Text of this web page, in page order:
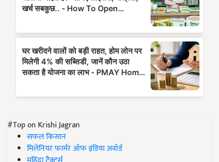
#Top on Krishi Jagran
सफल किसान
मिलेनियर फार्मर ऑफ इंडिया अवॉर्ड